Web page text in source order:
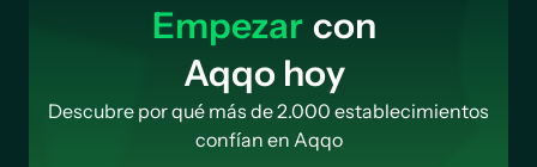
Empezar con
Aqqo hoy
Descubre por qué más de 2.000 establecimientos
confían en Aqqo